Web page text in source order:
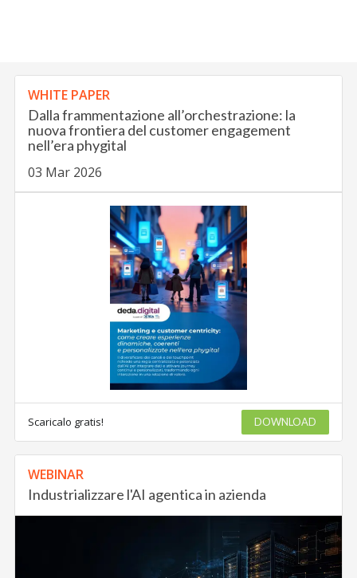
WHITE PAPER
Dalla frammentazione all’orchestrazione: la
nuova frontiera del customer engagement
nell’era phygital
03 Mar 2026
Scaricalo gratis! DOWNLOAD
WEBINAR
Industrializzare l'AI agentica in azienda